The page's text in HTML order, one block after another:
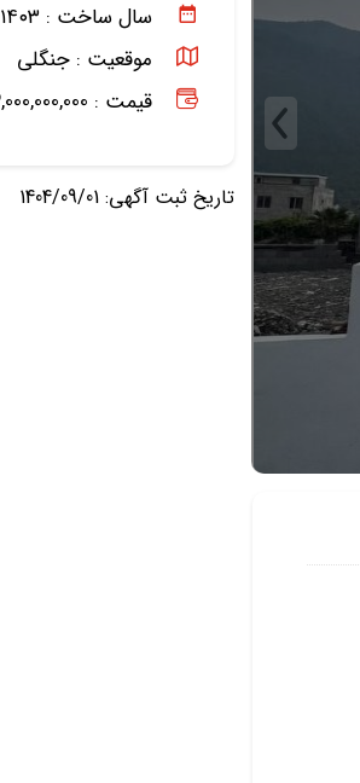
سال ساخت : ۱۴۰۳
موقعیت : جنگلی
قیمت : 3,000,000,000 تومان /
تاریخ ثبت آگهی: 1404/09/01